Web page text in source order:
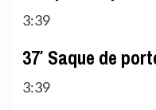
3:39
37′ Saque de
3:39